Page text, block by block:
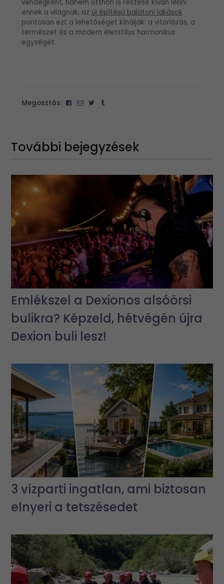
vendégként, hanem otthon is részese kíván lenni
ennek a világnak, az új építésű balatoni lakások
pontosan ezt a lehetőséget kínálják: a vitorlázás, a
természet és a modern életstílus harmonikus
egységét.
Megosztás:
További bejegyzések
Emlékszel a Dexionos alsóörsi
bulikra? Képzeld, hétvégén újra
Dexion buli lesz!
3 vízparti ingatlan, ami biztosan
elnyeri a tetszésedet